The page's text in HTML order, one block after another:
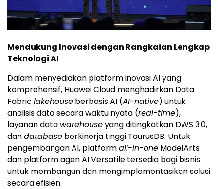
Mendukung Inovasi dengan Rangkaian Lengkap
Teknologi AI
Dalam menyediakan platform inovasi AI yang
komprehensif, Huawei Cloud menghadirkan Data
Fabric lakehouse berbasis AI (AI-native) untuk
analisis data secara waktu nyata (real-time),
layanan data warehouseyang ditingkatkan DWS 3.0,
dandatabase berkinerja tinggi TaurusDB. Untuk
pengembangan AI, platformall-in-one ModelArts
dan platform agen AI Versatile tersedia bagi bisnis
untuk membangun dan mengimplementasikan solusi
secara efisien.